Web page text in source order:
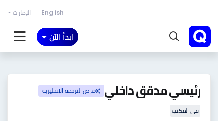
English الإمارات
ابدأ الآن
رئيسي مدقق داخلي عرض الترجمة الإنجليزية
في المكتب